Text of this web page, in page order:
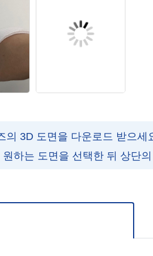
의 3D 도면을 다운로드 받으세
하는 도면을 선택한 뒤 상단
세요.